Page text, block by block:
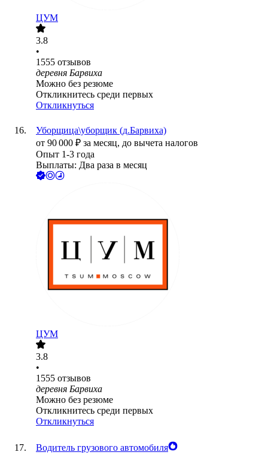
ЦУМ
3.8
•
1555 отзывов
деревня Барвиха
Можно без резюме
Откликнитесь среди первых
Откликнуться
Уборщица\уборщик (д.Барвиха)
от 90 000 ₽ за месяц, до вычета налогов
Опыт 1-3 года
Выплаты: Два раза в месяц
ЦУМ
3.8
•
1555 отзывов
деревня Барвиха
Можно без резюме
Откликнитесь среди первых
Откликнуться
Водитель грузового автомобиля